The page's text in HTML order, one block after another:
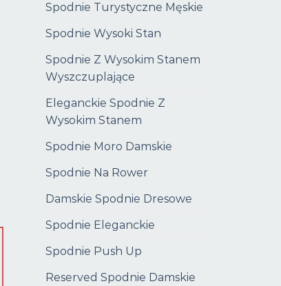
Spodnie Turystyczne Męskie
Spodnie Wysoki Stan
Spodnie Z Wysokim Stanem
Wyszczuplające
Eleganckie Spodnie Z
Wysokim Stanem
Spodnie Moro Damskie
Spodnie Na Rower
Damskie Spodnie Dresowe
Spodnie Eleganckie
Spodnie Push Up
Reserved Spodnie Damskie